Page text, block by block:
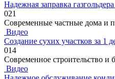
Надежная заправка
021
Современные частные дома и
Видео
Создание сухих участков за 1
014
Современное строительство и
Видео